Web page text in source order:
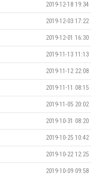
2019-12-18 19:34
2019-12-03 17:22
2019-12-01 16:30
2019-11-13 11:13
2019-11-12 22:08
2019-11-11 08:15
2019-11-05 20:02
2019-10-31 08:20
2019-10-25 10:42
2019-10-22 12:25
2019-10-09 09:58